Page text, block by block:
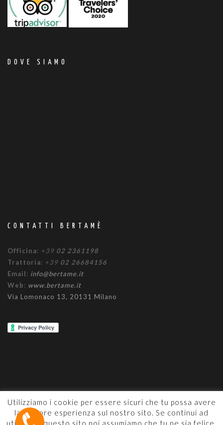
DOVE SIAMO
CONTATTI BERTAMÈ
Officina: +39 02 2361198
Trattoria: +39 02 26684156
Email: info@bertame.it
Web: www.bertame.it
Via Lomonaco 13, 20131 Milano
PARTITA IVA 04168430967
Utilizziamo i cookie per essere sicuri che tu possa avere
la migliore esperienza sul nostro sito. Se continui ad
utilizzare questo sito noi assumiamo che tu ne sia felice.